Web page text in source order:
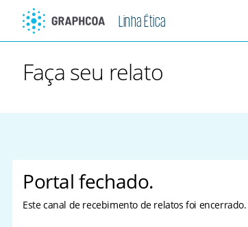
Linha Ética
Faça seu relato
Portal fechado.
Este canal de recebimento de relatos foi